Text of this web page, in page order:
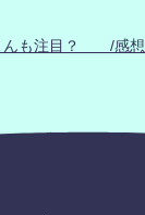
んも注目？ /感想